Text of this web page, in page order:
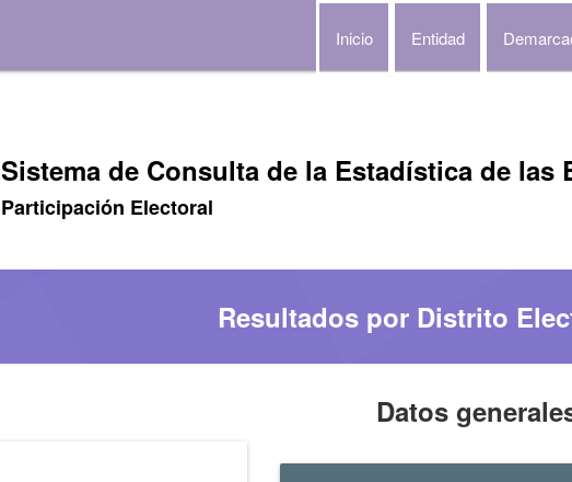
Inicio Entidad
Sistema de Consulta de la Estadística de las
Participación Electoral
Resultados por Distrito
Datos